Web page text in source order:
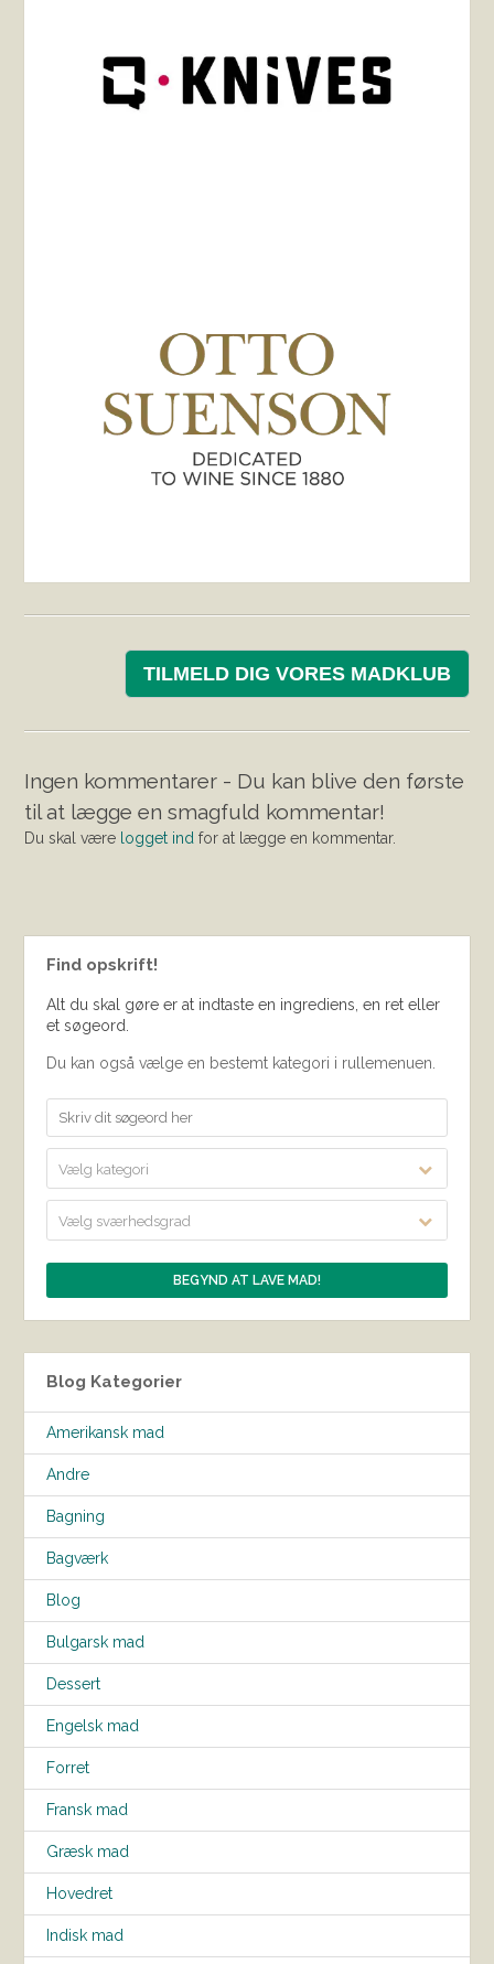
TILMELD DIG VORES MADKLUB
Ingen kommentarer - Du kan blive den første
til at lægge en smagfuld kommentar!
Du skal være logget ind for at lægge en kommentar.
Find opskrift!
Alt du skal gøre er at indtaste en ingrediens, en ret eller
et søgeord.
Du kan også vælge en bestemt kategori i rullemenuen.
Vælg kategori
Vælg sværhedsgrad
Blog Kategorier
Amerikansk mad
Andre
Bagning
Bagværk
Blog
Bulgarsk mad
Dessert
Engelsk mad
Forret
Fransk mad
Græsk mad
Hovedret
Indisk mad